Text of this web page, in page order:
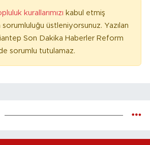
kurallarımızı kabul etmiş
üstleniyorsunuz. Yazılan
Son Dakika Haberler Reform
sorumlu tutulamaz.